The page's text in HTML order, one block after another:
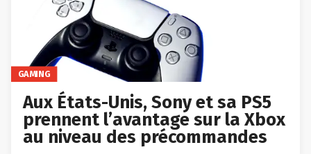
GAMING
Aux États-Unis, Sony et sa PS5
prennent l’avantage sur la Xbox
au niveau des précommandes